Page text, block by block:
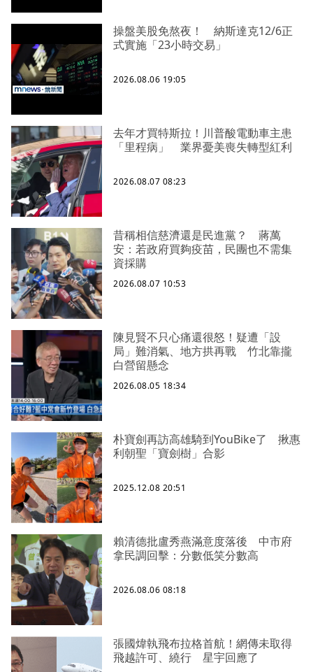
操盤美股免熬夜！ 納斯達克12/6正
式實施「23小時交易」
2026.08.06 19:05
去年才買特斯拉！川普酸電動車主患
「里程病」 業界憂美喪失轉型紅利
2026.08.07 08:23
昔稱相信慈濟還是民進黨？ 蔣萬
安：若政府買夠疫苗，民團也不需集
資採購
2026.08.07 10:53
陳見賢不只心痛還很怒！疑遭「設
局」難消氣、地方拱再戰 竹北靠攏
白營留懸念
2026.08.05 18:34
朴寶劍再訪高雄騎到YouBike了 揪惠
利朝聖「寶劍樹」合影
2025.12.08 20:51
賴清德批盧秀燕滿意度落後 中市府
拿民調回擊：分數低笑分數高
2026.08.06 08:18
張國煒執飛布拉格首航！網傳未取得
飛越許可、繞行 星宇回應了